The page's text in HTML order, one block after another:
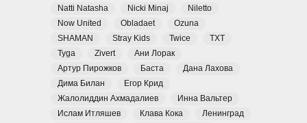
Natti Natasha
Nicki Minaj
Niletto
Now United
Obladaet
Ozuna
SHAMAN
Stray Kids Twice
TXT
Tyga
Zivert
Ани Лорак
Артур Пирожков
Баста
Дана Лахова
Дима Билан
Егор Крид
Жалолиддин Ахмадалиев
Инна Вальтер
Ислам Итляшев
Клава Кока
Ленинград